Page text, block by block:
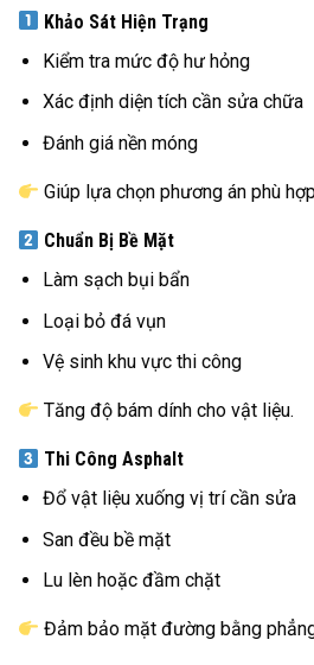
Khảo Sát Hiện Trạng
Kiểm tra mức độ hư hỏng
Xác định diện tích cần sửa chữa
Đánh giá nền móng
Giúp lựa chọn phương án phù
Chuẩn Bị Bề Mặt
Làm sạch bụi bẩn
Loại bỏ đá vụn
Vệ sinh khu vực thi công
Tăng độ bám dính cho vật liệu.
Thi Công Asphalt
Đổ vật liệu xuống vị trí cần sửa
San đều bề mặt
Lu lèn hoặc đầm chặt
Đảm bảo mặt đường bằng